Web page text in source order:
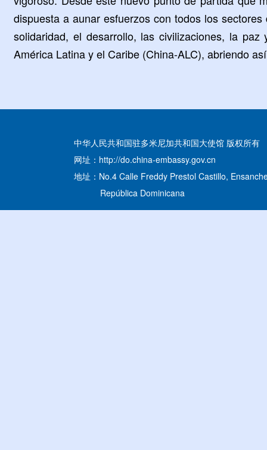
dispuesta a aunar esfuerzos con todos los
solidaridad, el desarrollo, las civilizaciones, la
América Latina y el Caribe (China-ALC), abriendo
中华人民共和国驻多米尼加共和国大使馆 版权所有
网址：http://do.china-embassy.gov.cn
地址：No.4 Calle Freddy Prestol Castillo,
República Dominicana